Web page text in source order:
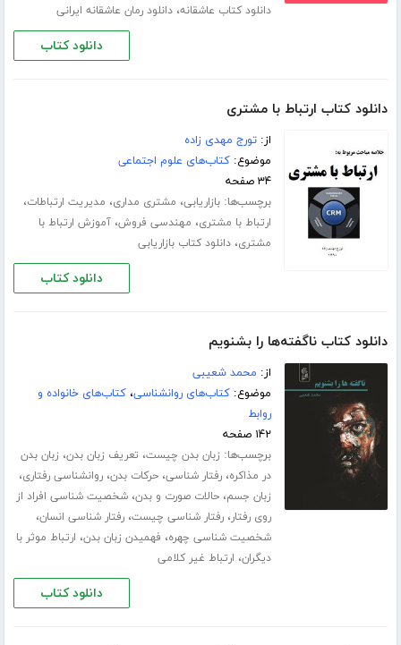
دانلود کتاب عاشقانه،دانلود رمان عاشقانه ایرانی
دانلود کتاب
دانلود کتاب ارتباط با مشتری‎
از:تورج مهدی زاده
موضوع:کتاب‌های علوم اجتماعی
۳۴ صفحه
برچسب‌ها:بازاریابی، مشتری مداری، مدیریت ارتباطات،
ارتباط با مشتری، مهندسی فروش،آموزش ارتباط با
مشتری،دانلود کتاب بازاریابی
دانلود کتاب
دانلود کتاب ناگفته‌ها را بشنویم
از: محمد شعیبی
موضوع:کتاب‌های روانشناسی،کتاب‌های خانواده و
روابط
۱۴۲ صفحه
برچسب‌ها: زبان بدن چیست، تعریف زبان بدن، زبان بدن
در مذاکره،رفتار شناسی،حرکات بدن،روانشناسی رفتاری،
زبان جسم،حالات صورت و بدن،شخصیت شناسی افراد از
روی رفتار،رفتار شناسی چیست،رفتار شناسی انسان،
شخصیت شناسی چهره، فهمیدن زبان بدن، ارتباط موثر با
دیگران، ارتباط غیر کلامی
دانلود کتاب